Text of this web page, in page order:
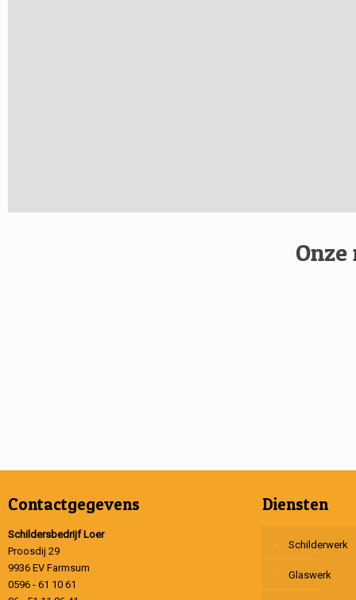
Contactgegevens
Schildersbedrijf Loer
Proosdij 29
9936 EV Farmsum
0596 - 61 10 61
Diensten
Schilderwerk
Glaswerk